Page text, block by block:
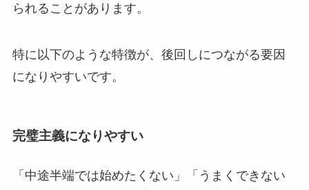
られることがあります。
特に以下のような特徴が、後回しにつながる要因
になりやすいです。
完璧主義になりやすい
「中途半端では始めたくない」「うまくできない